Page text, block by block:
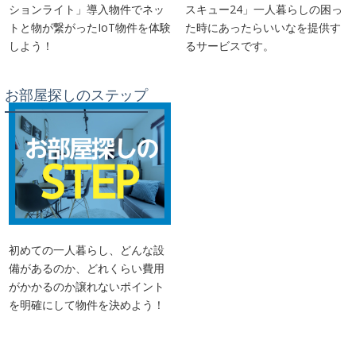
ションライト」導入物件でネッ
トと物が繋がったIoT物件を体験
しよう！
スキュー24」一人暮らしの困っ
た時にあったらいいなを提供す
るサービスです。
お部屋探しのステップ
初めての一人暮らし、どんな設
備があるのか、どれくらい費用
がかかるのか譲れないポイント
を明確にして物件を決めよう！